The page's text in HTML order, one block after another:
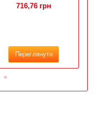
716,76 грн
Переглянути